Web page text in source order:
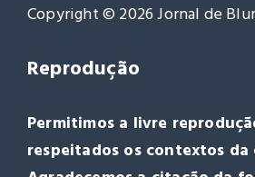
Copyright © 2026 Jornal de
Reprodução
Permitimos a livre
respeitados os contextos da